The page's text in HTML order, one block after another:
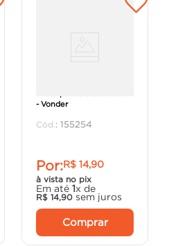
- Vonder
: 155254
Por:R$ 14,90
à vista no pix
Em até 1x de
R$ 14,90 sem juros
Comprar